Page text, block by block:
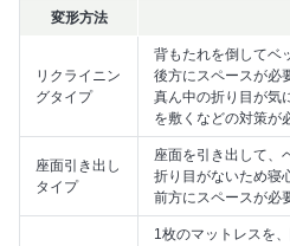
変形方法
リクライニン
グタイプ
背もたれを倒してベ
後方にスペースが必
真ん中の折り目が気
を敷くなどの対策が
座面引き出し
タイプ
座面を引き出して、
折り目がないため寝
前方にスペースが必
1枚のマットレスを